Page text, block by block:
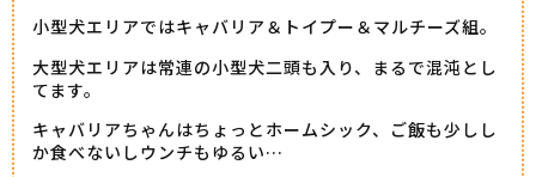
小型犬エリアではキャバリア＆トイプー＆マルチーズ組。
大型犬エリアは常連の小型犬二頭も入り、まるで混沌とし
てます。
キャバリアちゃんはちょっとホームシック、ご飯も少しし
か食べないしウンチもゆるい…